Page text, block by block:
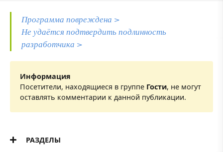
Программа повреждена >
Не удаётся подтвердить подлинность
разработчика >
Информация
Посетители, находящиеся в группе Гости, не могут
оставлять комментарии к данной публикации.
РАЗДЕЛЫ